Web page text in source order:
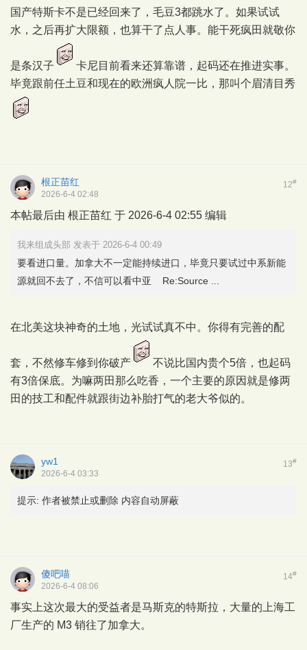
国产特斯卡不是已经回来了，毛豆3都跳水了。如果试试
水，之后再扩大限额，也算干了点人事。能干死疯田就敬你
是条汉子
卡尼目前看来还算靠谱，起码还在推进实事。
毕竟跟前任土豆和现在的欧洲疯人院一比，那叫个眉清目秀
12#
根正苗红
2026-6-4 02:48
本帖最后由 根正苗红 于 2026-6-4 02:55 编辑
我来组成头部 发表于 2026-6-4 00:49
要看进口量。加拿大不一定能持续进口，毕竟只要试过中系新能
源就回不去了，不信可以看中亚 Re:Source ...
在北美这块神奇的土地，光试试真不中。你得有完善的配
套，不然修车修到你破产
不说比国内贵个5倍，也起码
有3倍保底。为嘛两田那么吃香，一个主要的原因就是修两
田的技工和配件就跟街边补胎打气的老大爷似的。
13#
yw1
2026-6-4 03:33
提示: 作者被禁止或删除 内容自动屏蔽
14#
傻吧喵
2026-6-4 08:06
事实上这次最大的受益者是马斯克的特斯拉，大量的上海工
厂生产的 M3 销往了加拿大。